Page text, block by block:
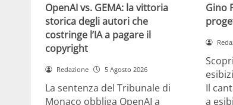
OpenAI vs. GEMA: la vittoria
storica degli autori che
costringe l’IA a pagare il
copyright
Redazione 5 Agosto 2026
La sentenza del Tribunale di
Monaco obbliga OpenAI a
Gino
Il
a